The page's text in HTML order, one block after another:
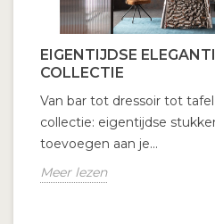
EIGENTIJDSE
COLLECTIE
Van bar tot dressoir tot
collectie: eigentijdse
toevoegen aan je...
Meer lezen